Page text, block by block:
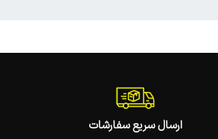
ارسال سریع سفارشات